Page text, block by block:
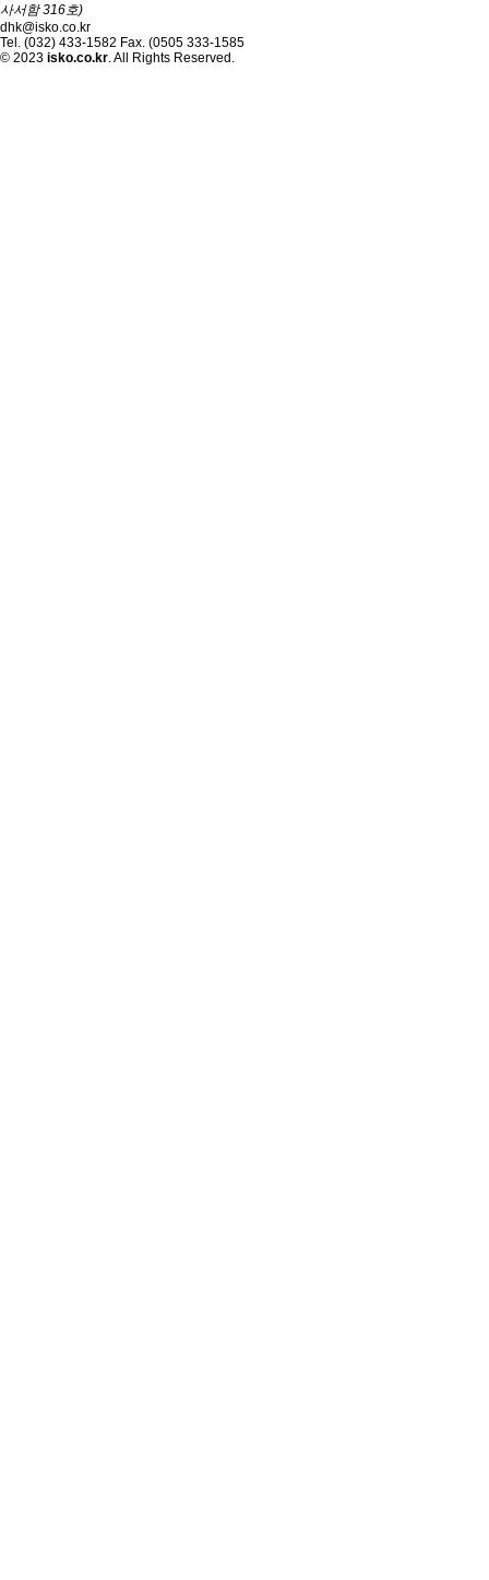
사서함 316호)
dhk@isko.co.kr
Tel. (032) 433-1582 Fax. (0505 333-1585
© 2023 isko.co.kr. All Rights Reserved.